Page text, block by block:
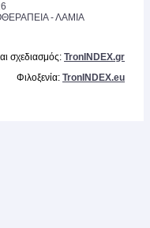
- ΛΑΜΙΑ
σχεδιασμός: TronINDEX.gr
Φιλοξενία: TronINDEX.eu